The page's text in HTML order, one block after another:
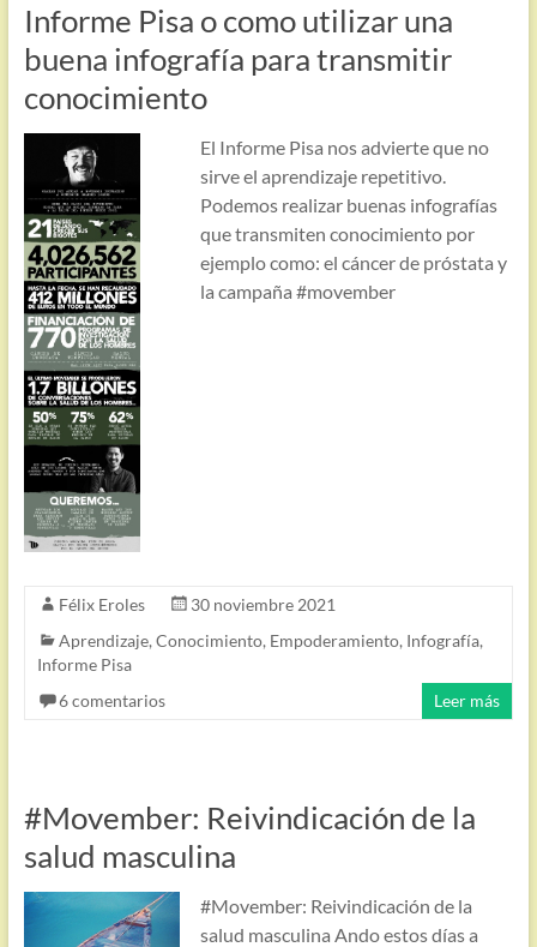
Informe Pisa o como utilizar una
buena infografía para transmitir
conocimiento
El Informe Pisa nos advierte que no
sirve el aprendizaje repetitivo.
Podemos realizar buenas infografías
que transmiten conocimiento por
ejemplo como: el cáncer de próstata y
la campaña #movember
Félix Eroles
30 noviembre 2021
Aprendizaje, Conocimiento, Empoderamiento, Infografía,
Informe Pisa
6 comentarios
Leer más
#Movember: Reivindicación de la
salud masculina
#Movember: Reivindicación de la
salud masculina Ando estos días a